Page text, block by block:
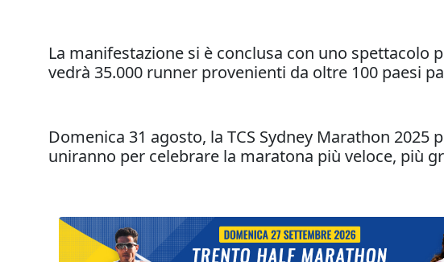
La manifestazione si è conclusa con uno
vedrà 35.000 runner provenienti da oltre 100 paesi
Domenica 31 agosto, la TCS Sydney Marathon
uniranno per celebrare la maratona più veloce, più